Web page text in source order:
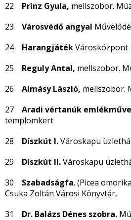
22 Prinz Gyula, mellszobor.
23 Városvédő angyal
24 HarangjátékVárosközpont
25 Reguly Antal, mellszobor.
26 Almásy László, mellszobor.
27 Aradi vértanúk emlékműve
templomkert
28 Díszkút I.Városkapu
29 Díszkút II.Városkapu
30 Szabadságfa. (Picea
Csuka Zoltán Városi Könyvtár,
31 Dr. Balázs Dénes szobra.